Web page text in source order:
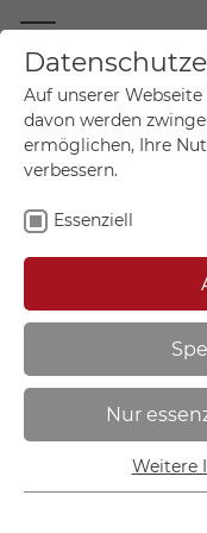
Mein Konto
Mein
Sie sind hier: Start
rot/weiß ,
Auf unserer
davon werden
ermöglichen, Ihre
verbessern.
Essenziell
Nur
Essenziell
Essenzielle
Weitere